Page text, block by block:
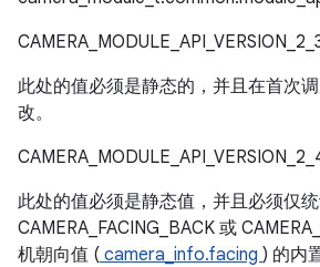
此处的值必须是静态的，并且在首次
改。
此处的值必须是静态值，并且必须仅
CAMERA_FACING_BACK 或
机朝向值 ( camera_info.facing ) 的内